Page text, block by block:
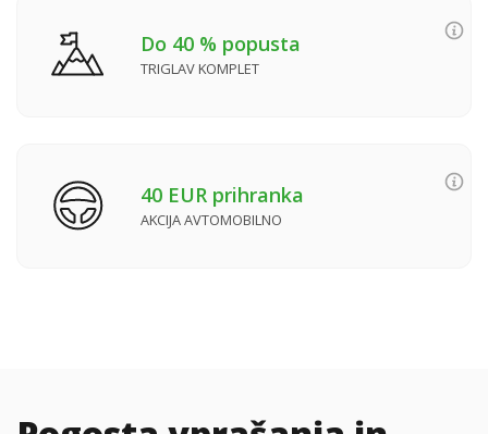
Do 40 % popusta
TRIGLAV KOMPLET
40 EUR prihranka
AKCIJA AVTOMOBILNO